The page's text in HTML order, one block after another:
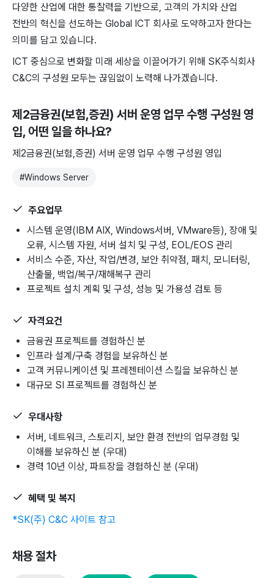
다양한 산업에 대한 통찰력을 기반으로, 고객의 가치와 산업
전반의 혁신을 선도하는 Global ICT 회사로 도약하고자 한다는
의미를 담고 있습니다.
ICT 중심으로 변화할 미래 세상을 이끌어가기 위해 SK주식회사
C&C의 구성원 모두는 끊임없이 노력해 나가겠습니다.
제2금융권(보험,증권) 서버 운영 업무 수행 구성원 영
입, 어떤 일을 하나요?
제2금융권(보험,증권) 서버 운영 업무 수행 구성원 영입
#Windows Server
주요업무
시스템 운영(IBM AIX, Windows서버, VMware등), 장애 및
오류, 시스템 자원, 서버 설치 및 구성, EOL/EOS 관리
서비스 수준, 자산, 작업/변경, 보안 취약점, 패치, 모니터링,
산출물, 백업/복구/재해복구 관리
프로젝트 설치 계획 및 구성, 성능 및 가용성 검토 등
자격요건
금융권 프로젝트를 경험하신 분
인프라 설계/구축 경험을 보유하신 분
고객 커뮤니케이션 및 프레젠테이션 스킬을 보유하신 분
대규모 SI 프로젝트를 경험하신 분
우대사항
서버, 네트워크, 스토리지, 보안 환경 전반의 업무경험 및
이해를 보유하신 분 (우대)
경력 10년 이상, 파트장을 경험하신 분 (우대)
혜택 및 복지
*SK(주) C&C 사이트 참고
채용 절차